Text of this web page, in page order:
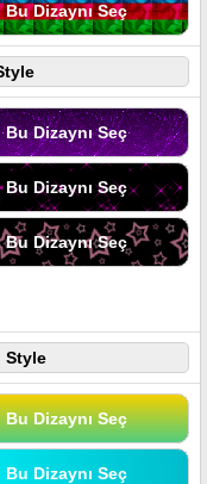
Bu Dizaynı Seç
Bu Dizaynı Seç
Bu Dizaynı Seç
Bu Dizaynı Seç
Style
Bu Dizaynı Seç
Bu Dizaynı Seç